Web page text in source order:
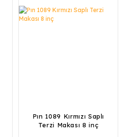
Pın 1089 Kırmızı Saplı
Terzi Makası 8 inç